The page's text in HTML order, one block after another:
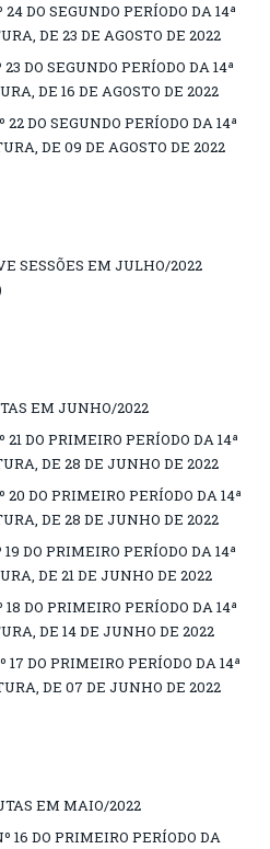
24 DO SEGUNDO PERÍODO DA 14ª
DE 23 DE AGOSTO DE 2022
DO SEGUNDO PERÍODO DA 14ª
DE 16 DE AGOSTO DE 2022
22 DO SEGUNDO PERÍODO DA 14ª
DE 09 DE AGOSTO DE 2022
SESSÕES EM JULHO/2022
EM JUNHO/2022
21 DO PRIMEIRO PERÍODO DA 14ª
DE 28 DE JUNHO DE 2022
20 DO PRIMEIRO PERÍODO DA 14ª
DE 28 DE JUNHO DE 2022
19 DO PRIMEIRO PERÍODO DA 14ª
DE 21 DE JUNHO DE 2022
18 DO PRIMEIRO PERÍODO DA 14ª
DE 14 DE JUNHO DE 2022
17 DO PRIMEIRO PERÍODO DA 14ª
DE 07 DE JUNHO DE 2022
EM MAIO/2022
16 DO PRIMEIRO PERÍODO DA